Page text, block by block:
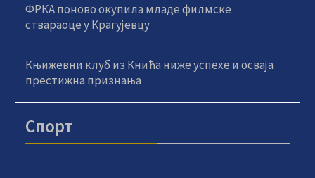
ФРКА поново окупила младе филмске
ствараоце у Крагујевцу
Књижевни клуб из Кнића ниже успехе и осваја
престижна признања
Спорт